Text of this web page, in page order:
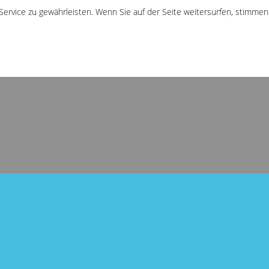
zu gewährleisten. Wenn Sie auf der Seite weitersurfen,